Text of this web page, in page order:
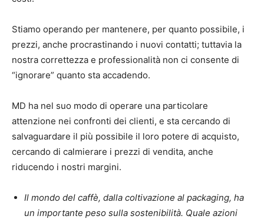
Stiamo operando per mantenere, per quanto possibile, i
prezzi, anche procrastinando i nuovi contatti; tuttavia la
nostra correttezza e professionalità non ci consente di
“ignorare” quanto sta accadendo.
MD ha nel suo modo di operare una particolare
attenzione nei confronti dei clienti, e sta cercando di
salvaguardare il più possibile il loro potere di acquisto,
cercando di calmierare i prezzi di vendita, anche
riducendo i nostri margini.
Il mondo del caffè, dalla coltivazione al packaging, ha
un importante peso sulla sostenibilità. Quale azioni